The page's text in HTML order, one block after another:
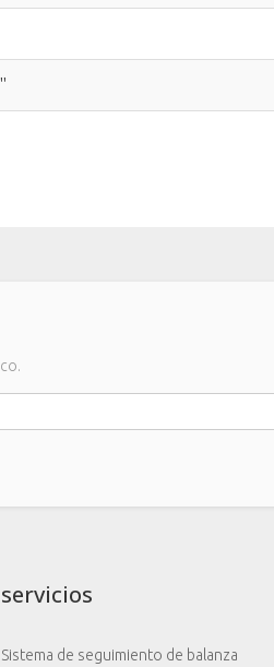
servicios
Sistema de seguimiento de balanza